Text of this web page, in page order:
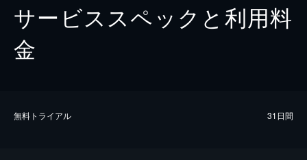
サービススペックと利用料
金
無料トライアル 31日間